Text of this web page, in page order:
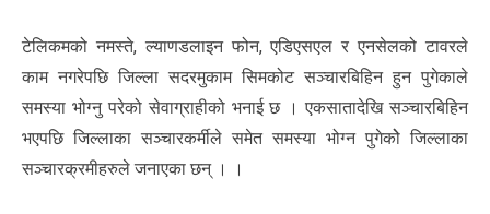
टेलिकमको नमस्ते, ल्याणडलाइन फोन, एडिएसएल र एनसेलको टावरले
काम नगरेपछि जिल्ला सदरमुकाम सिमकोट सञ्चारबिहिन हुन पुगेकाले
समस्या भोग्नु परेको सेवाग्राहीको भनाई छ । एकसातादेखि सञ्चारबिहिन
भएपछि जिल्लाका सञ्चारकर्मीले समेत समस्या भोग्न पुगेकोे जिल्लाका
सञ्चारक्रमीहरुले जनाएका छन् । ।